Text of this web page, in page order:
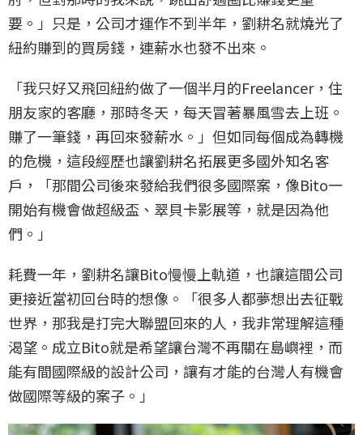
要。」只是，公司才運作不到半年，劉耕名就燒光了
紐約賺到的買房錢，連薪水也發不出來。
「我只好又飛回紐約做了一個半月的Freelancer，住
朋友家的客廳，那時冬天，每天冒著暴風雪去上班。
賺了一筆錢，再回來發薪水。」但如同每個成為轉機
的危機，這段經歷也讓劉耕名拓展更多國外知名客
戶，「那間公司後來發給我們很多國際案，像Bito一
開始有機會做超級盃、翠貝卡影展等，就是因為他
們。」
耗費一年，劉耕名讓Bito慢慢上軌道，也讓這間公司
更接近當初回台時的想像。「很多人都夢想出去征戰
世界，那我是打完大聯盟回來的人，我非常理解這種
渴望。成立Bito就是希望讓台灣不再關在島嶼裡，而
能有間國際級的設計公司，讓有才能的台灣人有機會
做國際等級的案子。」